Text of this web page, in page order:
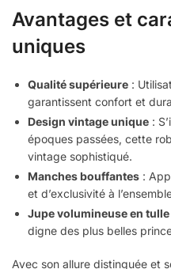
Avantages et
uniques
Qualité supérieure :
garantissent confort et
Design vintage unique :
époques passées, cette
vintage sophistiqué.
Manches bouffantes :
et d’exclusivité à
Jupe volumineuse en tulle
digne des plus belles
Avec son allure distinguée et